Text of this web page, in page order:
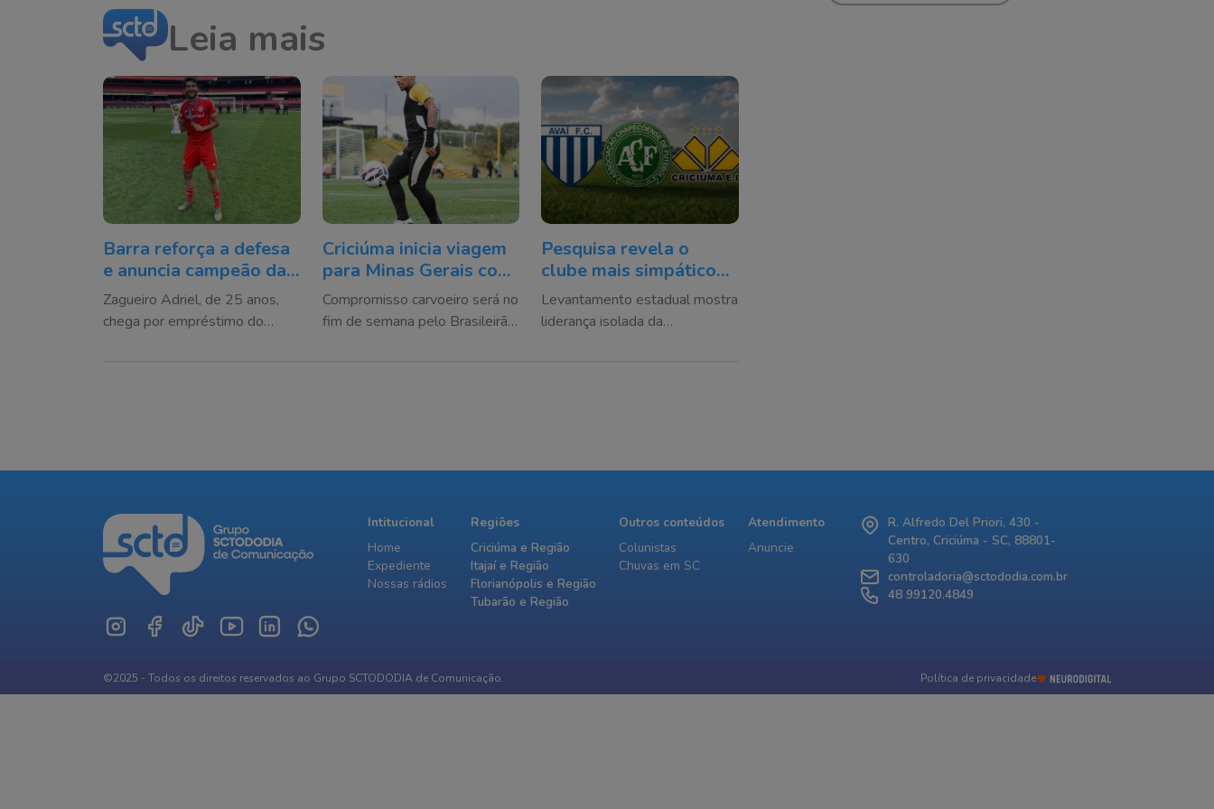
Leia mais
Barra reforça a defesa
e anuncia campeão da
Copinha para a Série C
Zagueiro Adriel, de 25 anos,
chega por empréstimo do
Criciúma inicia viagem
para Minas Gerais com
dúvida sobre Otero
Compromisso carvoeiro será no
fim de semana pelo Brasileirão
Pesquisa revela o
clube mais simpático
de Santa Catarina e o
resultado surpreende
Levantamento estadual mostra
liderança isolada da
Intitucional
Home
Expediente
Nossas rádios
Regiões
Criciúma e Região
Itajaí e Região
Florianópolis e Região
Tubarão e Região
Outros conteúdos
Colunistas
Chuvas em SC
Atendimento
Anuncie
R. Alfredo Del Priori, 430 -
Centro, Criciúma - SC, 88801-
630
controladoria@sctododia.com.br
48 99120.4849
©2025 - Todos os direitos reservados ao Grupo SCTODODIA de Comunicação. Política de privacidade